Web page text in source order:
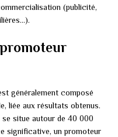
(publicité,
généralement composé
liée aux résultats obtenus.
se situe autour de 40 000
significative, un promoteur